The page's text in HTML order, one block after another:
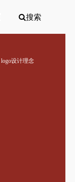
搜索
logo设计理念